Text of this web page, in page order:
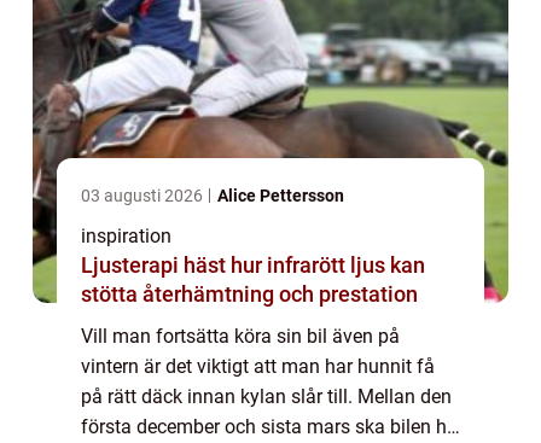
03 augusti 2026 Alice Pettersson
inspiration
Ljusterapi häst hur infrarött ljus kan
stötta återhämtning och prestation
Vill man fortsätta köra sin bil även på
vintern är det viktigt att man har hunnit få
på rätt däck innan kylan slår till. Mellan den
första december och sista mars ska bilen ha